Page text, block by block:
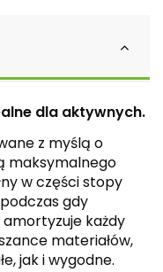
dla aktywnych.
z myślą o
maksymalnego
w części stopy
gdy
amortyzuje każdy
materiałów,
jak i wygodne.